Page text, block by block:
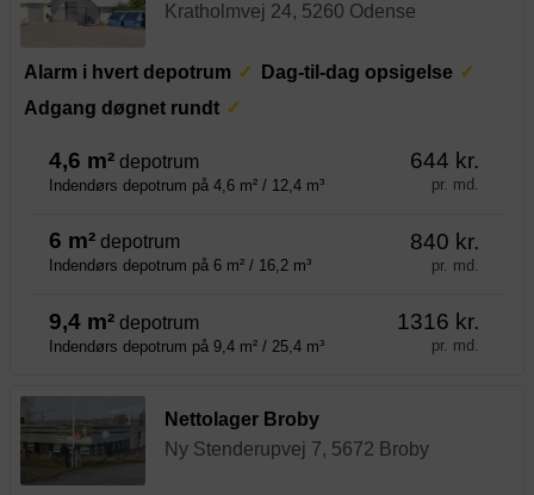
Kratholmvej 24, 5260 Odense
Alarm i hvert depotrum
Dag-til-dag opsigelse
Adgang døgnet rundt
4,6 m² depotrum
Indendørs depotrum på 4,6 m² / 12,4 m³
644 kr.
pr. md.
6 m² depotrum
Indendørs depotrum på 6 m² / 16,2 m³
840 kr.
pr. md.
9,4 m² depotrum
Indendørs depotrum på 9,4 m² / 25,4 m³
1316 kr.
pr. md.
Nettolager Broby
Ny Stenderupvej 7, 5672 Broby